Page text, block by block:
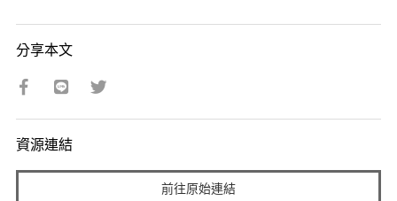
分享本文
資源連結
前往原始連結